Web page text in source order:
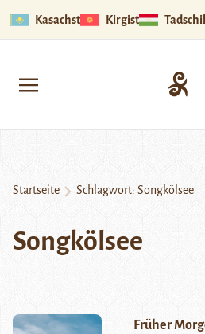
Kasachstan Kirgistan
Startseite Schlagwort: Songkölsee
Songkölsee
Früher